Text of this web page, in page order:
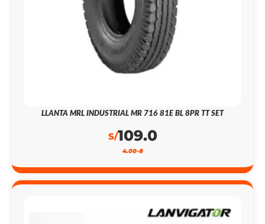
LLANTA MRL INDUSTRIAL MR 716 81E BL 8PR TT SET
S/109.0
4.00-8